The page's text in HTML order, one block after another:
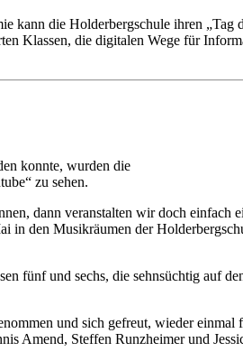
kann die Holderbergschule ihren
Klassen, die digitalen Wege für
konnte, wurden die
zu sehen.
dann veranstalten wir doch einfach
den Musikräumen der
fünf und sechs, die sehnsüchtig auf
und sich gefreut, wieder
Amend, Steffen Runzheimer und